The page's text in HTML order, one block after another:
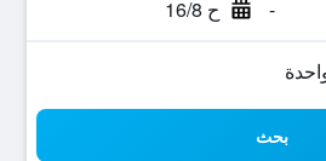
- ح 16/8
بحث